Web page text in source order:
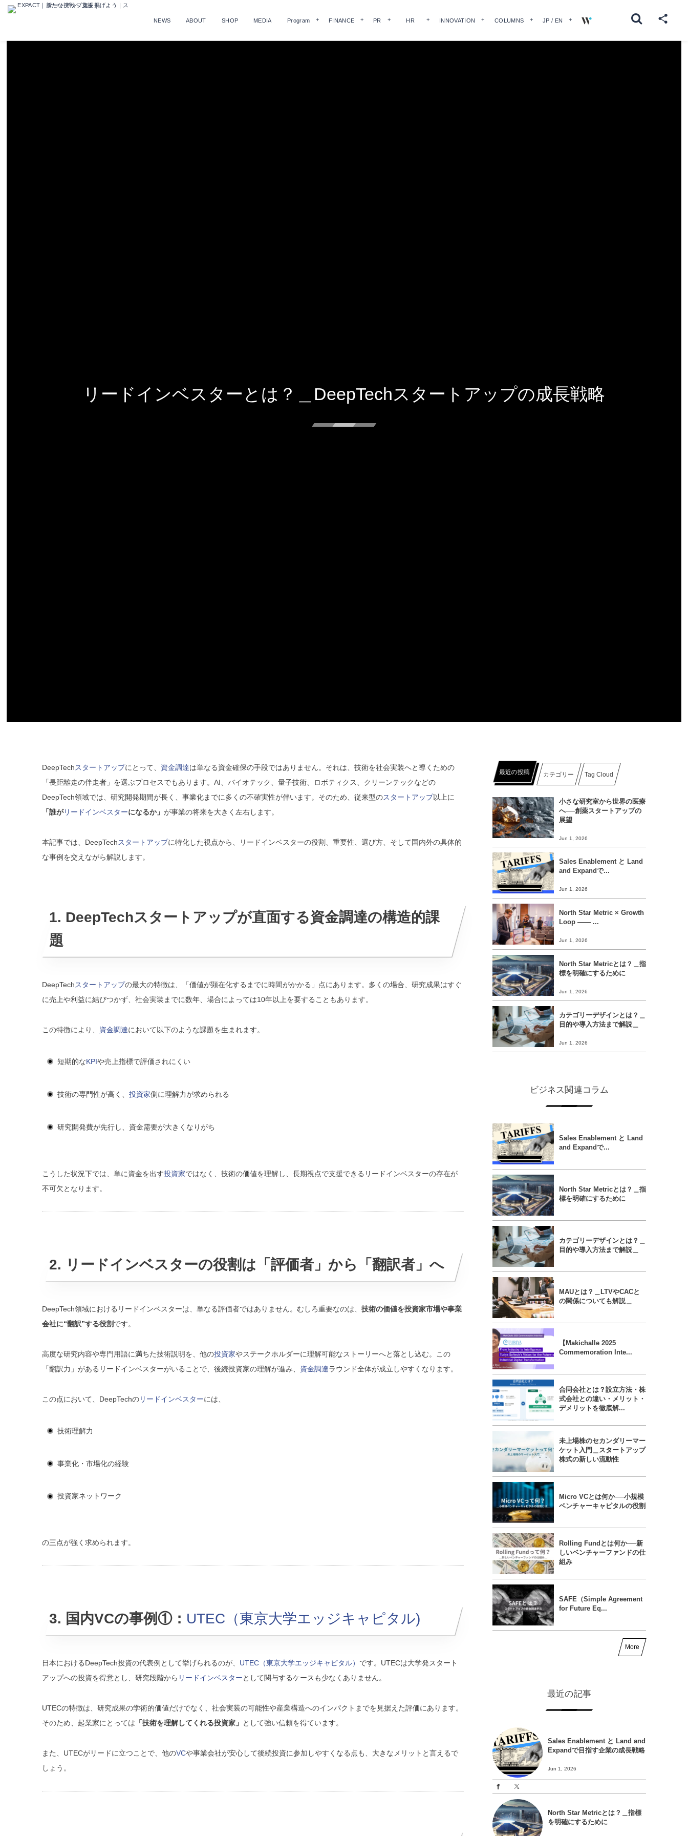
NEWS ABOUT SHOP MEDIA Program FINANCE PR HR INNOVATION COLUMNS JP / EN
リードインベスターとは？＿DeepTechスタートアップの成長戦略
DeepTechスタートアップにとって、 資金調達は単なる資金確保の手段ではありません。それは、技術を社会実装へと導くための
「長距離走の伴走者」を選ぶプロセスでもあります。AI、バイオテック、量子技術、ロボティクス、クリーンテックなどの
DeepTech領域では、研究開発期間が長く、事業化までに多くの不確実性が伴います。そのため、従来型のスタートアップ以上に
「誰がリードインベスターになるか」 が事業の将来を大きく左右します。
本記事では、DeepTechスタートアップに特化した視点から、リードインベスターの役割、重要性、選び方、そして国内外の具体的
な事例を交えながら解説します。
1. DeepTechスタートアップが直面する資金調達の構造的課
題
DeepTechスタートアップの最大の特徴は、「価値が顕在化するまでに時間がかかる」点にあります。多くの場合、研究成果はすぐ
に売上や利益に結びつかず、社会実装までに数年、場合によっては10年以上を要することもあります。
この特徴により、 資金調達において以下のような課題を生まれます。
短期的なKPIや売上指標で評価されにくい
技術の専門性が高く、 投資家側に理解力が求められる
研究開発費が先行し、資金需要が大きくなりがち
こうした状況下では、単に資金を出す投資家ではなく、技術の価値を理解し、長期視点で支援できるリードインベスターの存在が
不可欠となります。
2. リードインベスターの役割は「評価者」から「翻訳者」へ
DeepTech領域におけるリードインベスターは、単なる評価者ではありません。むしろ重要なのは、 技術の価値を投資家市場や事業
会社に“翻訳”する役割です。
高度な研究内容や専門用語に満ちた技術説明を、他の投資家やステークホルダーに理解可能なストーリーへと落とし込む。この
「翻訳力」があるリードインベスターがいることで、後続投資家の理解が進み、 資金調達ラウンド全体が成立しやすくなります。
この点において、DeepTechのリードインベスターには、
技術理解力
事業化・市場化の経験
投資家ネットワーク
の三点が強く求められます。
3. 国内VCの事例①： UTEC（東京大学エッジキャピタル)
日本におけるDeepTech投資の代表例として挙げられるのが、 UTEC（東京大学エッジキャピタル） です。UTECは大学発スタート
アップへの投資を得意とし、研究段階から リードインベスターとして関与するケースも少なくありません。
UTECの特徴は、研究成果の学術的価値だけでなく、社会実装の可能性や産業構造へのインパクトまでを見据えた評価にあります。
そのため、起業家にとっては 「技術を理解してくれる投資家」 として強い信頼を得ています。
また、UTECがリードに立つことで、他のVCや事業会社が安心して後続投資に参加しやすくなる点も、大きなメリットと言えるで
しょう。
最近の投稿 カテゴリー Tag Cloud
小さな研究室から世界の医療
へ──創薬スタートアップの
展望
Jun 1, 2026
Sales Enablement と Land
and Expandで...
Jun 1, 2026
North Star Metric × Growth
Loop ―― ...
Jun 1, 2026
North Star Metricとは？＿指
標を明確にするために
Jun 1, 2026
カテゴリーデザインとは？＿
目的や導入方法まで解説＿
Jun 1, 2026
ビジネス関連コラム
Sales Enablement と Land
and Expandで...
North Star Metricとは？＿指
標を明確にするために
カテゴリーデザインとは？＿
目的や導入方法まで解説＿
MAUとは？＿LTVやCACと
の関係についても解説＿
【Makichalle 2025
Commemoration Inte...
合同会社とは？設立方法・株
式会社との違い・メリット・
デメリットを徹底解...
未上場株のセカンダリーマー
ケット入門＿スタートアップ
株式の新しい流動性
Micro VCとは何か──小規模
ベンチャーキャピタルの役割
Rolling Fundとは何か──新
しいベンチャーファンドの仕
組み
SAFE（Simple Agreement
for Future Eq...
More
最近の記事
Sales Enablement と Land and
Expandで目指す企業の成長戦略
Jun 1, 2026
North Star Metricとは？＿指標
を明確にするために